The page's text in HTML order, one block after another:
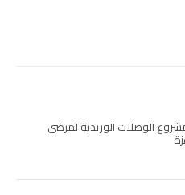
الوصلات الوريدية لمرضى